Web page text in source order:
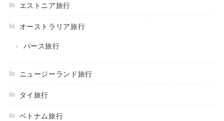
エストニア旅行
オーストラリア旅行
パース旅行
ニュージーランド旅行
タイ旅行
ベトナム旅行